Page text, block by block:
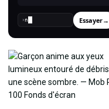
› Essayer→